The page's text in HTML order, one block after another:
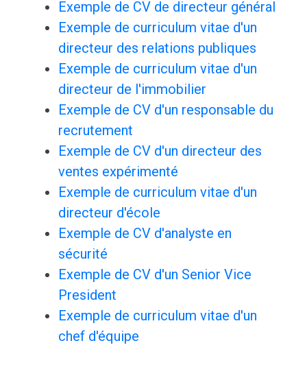
Exemple de CV de directeur général
Exemple de curriculum vitae d'un
directeur des relations publiques
Exemple de curriculum vitae d'un
directeur de l'immobilier
Exemple de CV d'un responsable du
recrutement
Exemple de CV d'un directeur des
ventes expérimenté
Exemple de curriculum vitae d'un
directeur d'école
Exemple de CV d'analyste en
sécurité
Exemple de CV d'un Senior Vice
President
Exemple de curriculum vitae d'un
chef d'équipe